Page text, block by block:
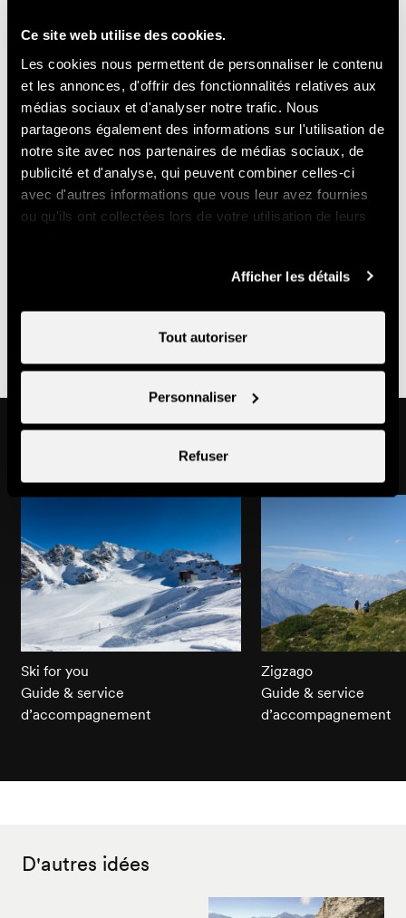
Ce site web utilise des cookies.
Les cookies nous permettent de personnaliser le contenu
et les annonces, d'offrir des fonctionnalités relatives aux
médias sociaux et d'analyser notre trafic. Nous
partageons également des informations sur l'utilisation de
notre site avec nos partenaires de médias sociaux, de
publicité et d'analyse, qui peuvent combiner celles-ci
avec d'autres informations que vous leur avez fournies
ou qu'ils ont collectées lors de votre utilisation de leurs
Afficher les détails
Tout autoriser
Personnaliser
Refuser
GUIDES VALAIS
Premier Alpine Centre
Chemin des Cibles 17
1997 Haute-Nendaz
+4179 290 62 75
info@guidesvalais.com
Prix
Pourrait aussi vous intéresser
Ski for you
Guide & service
d’accompagnement
Zigzago
Guide & service
d’accompagnement
D'autres idées